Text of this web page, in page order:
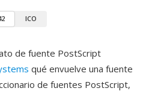
ICO
de fuente PostScript
qué envuelve una fuente
de fuentes PostScript,